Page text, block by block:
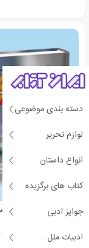
دسته بندی موضوعی
لوازم تحریر
انواع داستان
کتاب های برگزیده
جوایز ادبی
ادبیات ملل